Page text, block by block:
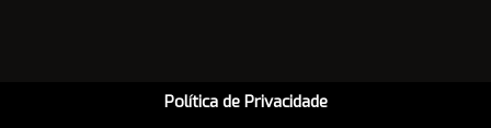
Política de Privacidade